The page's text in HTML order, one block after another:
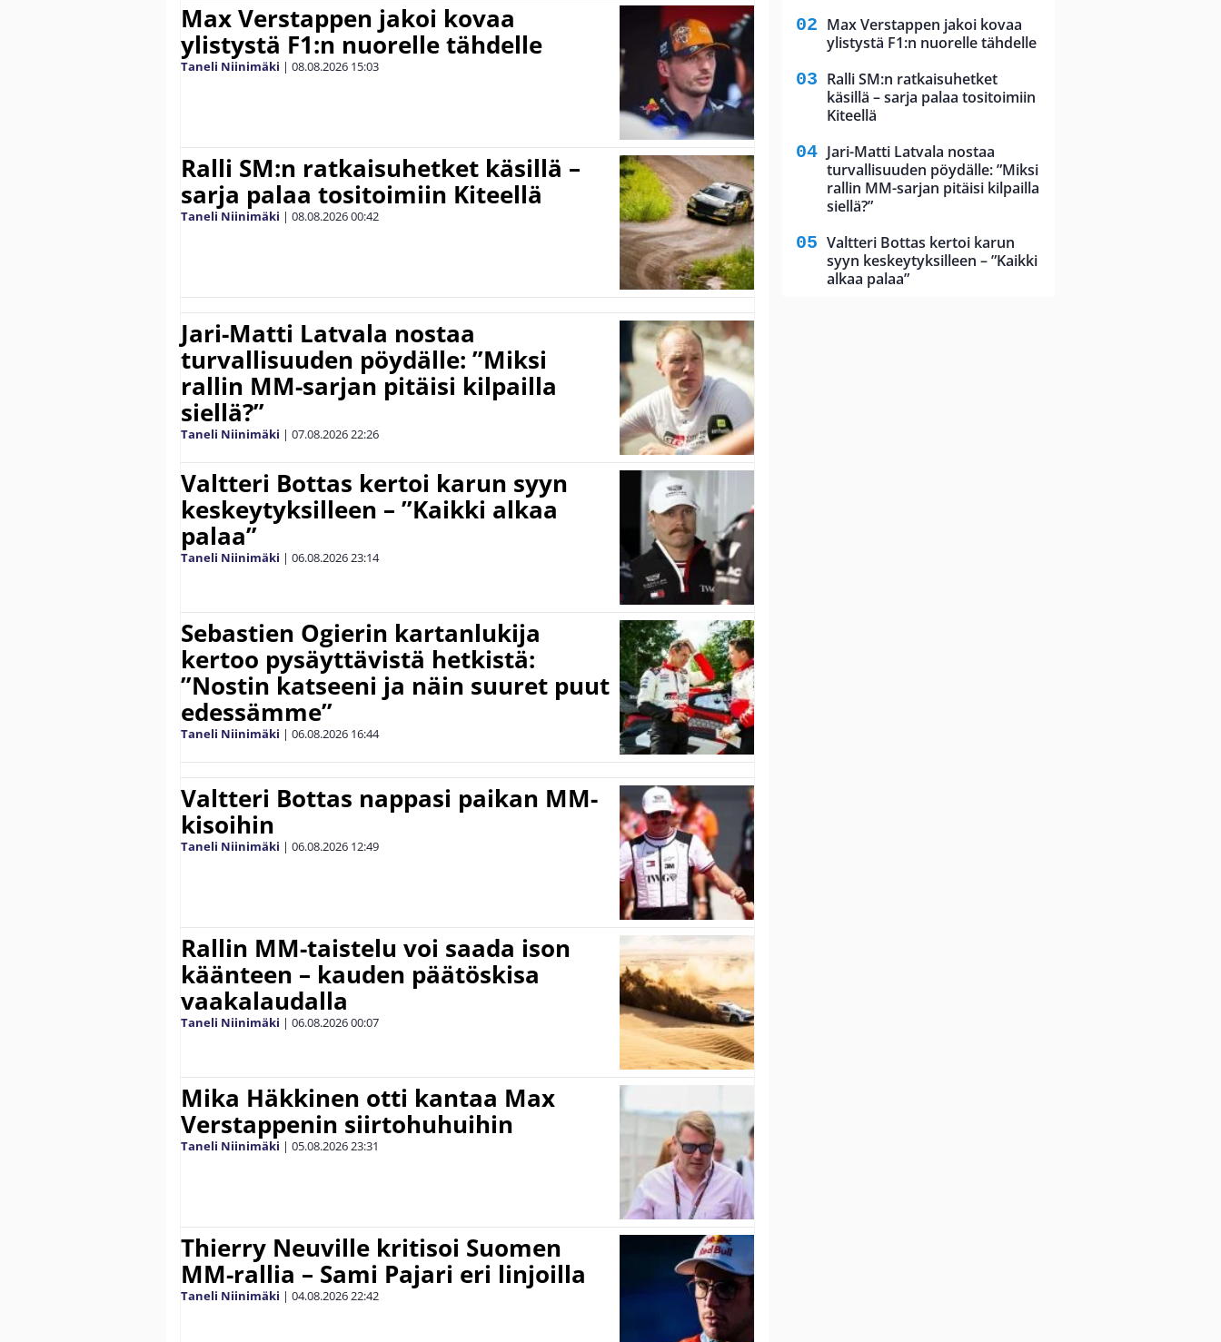
Max Verstappen jakoi kovaa
ylistystä F1:n nuorelle tähdelle
Taneli Niinimäki | 08.08.2026 15:03
Ralli SM:n ratkaisuhetket käsillä –
sarja palaa tositoimiin Kiteellä
Taneli Niinimäki | 08.08.202600:42
Jari-Matti Latvala nostaa
turvallisuuden pöydälle: ”Miksi
rallin MM-sarjan pitäisi kilpailla
siellä?”
Taneli Niinimäki | 07.08.202622:26
Valtteri Bottas kertoi karun syyn
keskeytyksilleen – ”Kaikki alkaa
palaa”
Taneli Niinimäki | 06.08.202623:14
Sebastien Ogierin kartanlukija
kertoo pysäyttävistä hetkistä:
”Nostin katseeni ja näin suuret puut
edessämme”
Taneli Niinimäki | 06.08.2026 16:44
Valtteri Bottas nappasi paikan MM-
kisoihin
Taneli Niinimäki | 06.08.2026 12:49
Rallin MM-taistelu voi saada ison
käänteen – kauden päätöskisa
vaakalaudalla
Taneli Niinimäki | 06.08.202600:07
Mika Häkkinen otti kantaa Max
Verstappenin siirtohuhuihin
Taneli Niinimäki | 05.08.202623:31
Thierry Neuville kritisoi Suomen
MM-rallia – Sami Pajari eri linjoilla
Taneli Niinimäki | 04.08.202622:42
Max Verstappen jakoi kovaa
ylistystä F1:n nuorelle tähdelle
Ralli SM:n ratkaisuhetket
käsillä – sarja palaa tositoimiin
Kiteellä
Jari-Matti Latvala nostaa
turvallisuuden pöydälle: ”Miksi
rallin MM-sarjan pitäisi kilpailla
siellä?”
Valtteri Bottas kertoi karun
syyn keskeytyksilleen – ”Kaikki
alkaa palaa”